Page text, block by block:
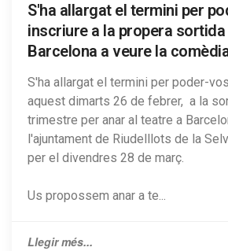
S'ha allargat el termini per
inscriure a la propera sortida
Barcelona a veure la
S'ha allargat el termini per poder-
aquest dimarts 26 de febrer, a la
trimestre per anar al teatre a
l'ajuntament de Riudelllots de la
per el divendres 28 de març.
Us propossem anar a te...
Llegir més...